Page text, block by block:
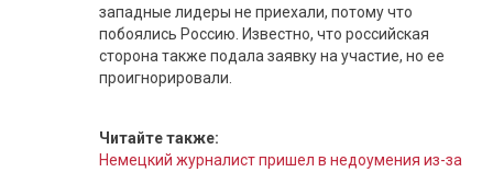
западные лидеры не приехали, потому что
побоялись Россию. Известно, что российская
сторона также подала заявку на участие, но ее
проигнорировали.
Читайте также:
Немецкий журналист пришел в недоумения из-за